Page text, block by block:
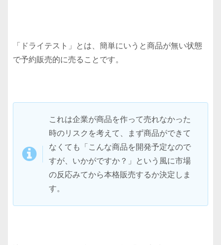
「ドライテスト」とは、簡単にいうと商品が無い状態
で予約販売的に売ることです。
これは企業が商品を作って売れなかった
時のリスクを考えて、まず商品ができて
なくても「こんな商品を開発予定なので
すが、いかがですか？」という風に市場
の反応みてから本格販売するか決定しま
す。